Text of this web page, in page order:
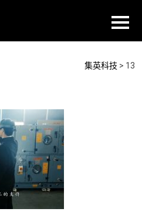
集英科技 > 13